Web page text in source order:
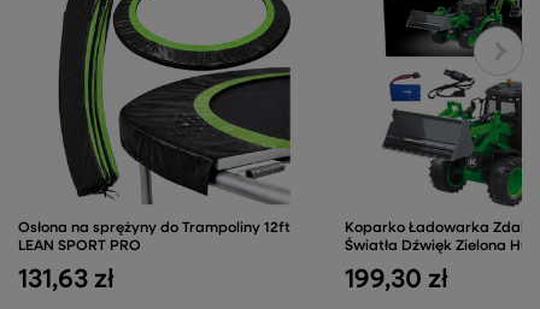
Osłona na sprężyny do Trampoliny 12ft
LEAN SPORT PRO
131,63 zł
Koparko Ładowarka
Światła Dźwięk Zielona
199,30 zł